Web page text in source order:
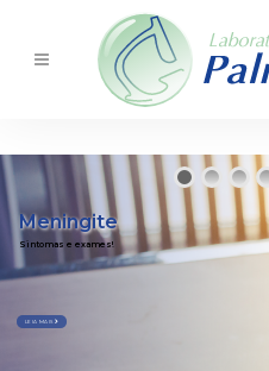
Sintomas e exames!
Meningite
LEIA MAIS